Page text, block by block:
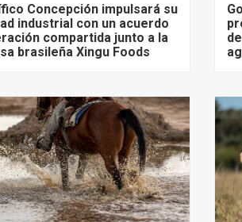
Concepción impulsará su
industrial con un acuerdo
compartida junto a la
brasileña Xingu Foods